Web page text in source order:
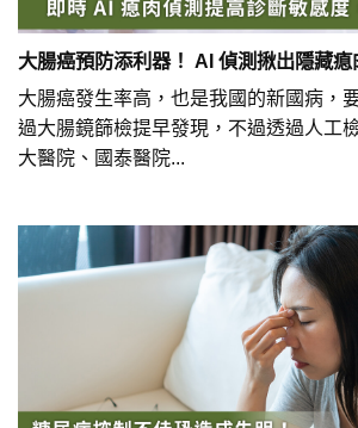
大腸癌預防添利器！ AI 偵測揪出隱藏
大腸癌發生率高，也是我國的新國病，
過大腸鏡篩檢提早發現，不過透過人工
大醫院、國泰醫院...